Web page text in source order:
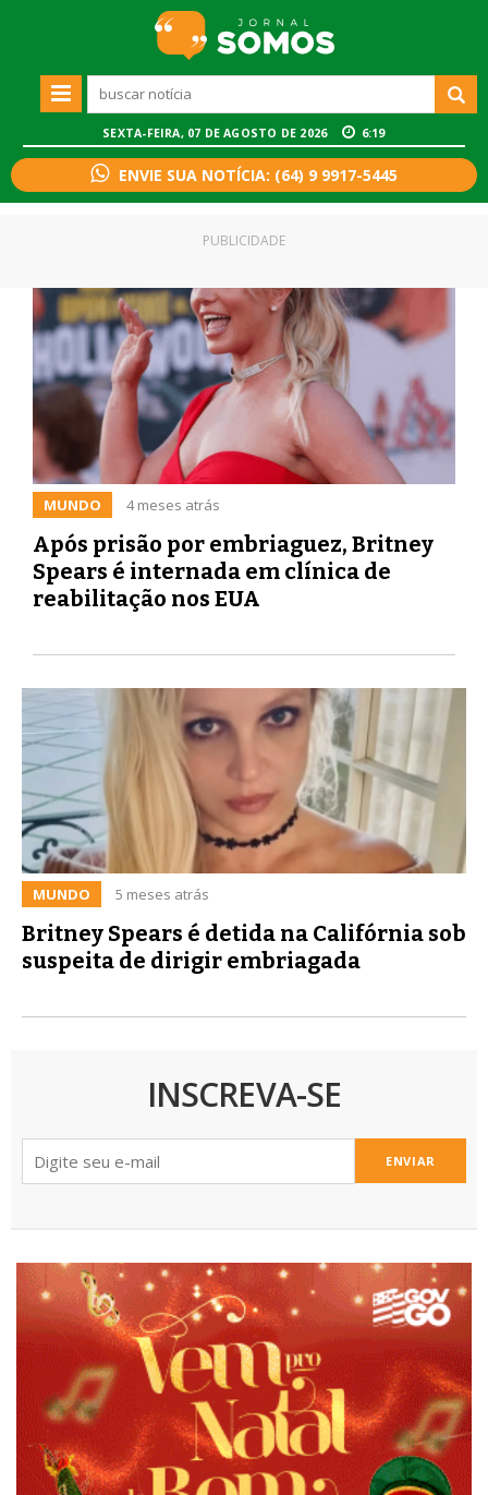
SEXTA-FEIRA, 07 DE AGOSTO DE 2026 6:19
ENVIE SUA NOTÍCIA: (64) 9 9917-5445
MUNDO 4 meses atrás
Após prisão por embriaguez, Britney
Spears é internada em clínica de
reabilitação nos EUA
PUBLICIDADE
MUNDO 5 meses atrás
Britney Spears é detida na Califórnia sob
suspeita de dirigir embriagada
INSCREVA-SE
ENVIAR